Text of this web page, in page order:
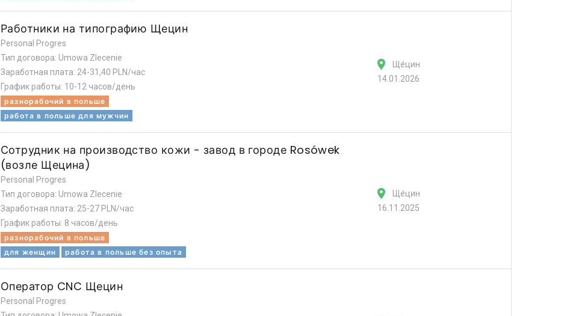
Работники на типографию Щецин
Personal Progres
Тип договора: Umowa Zlecenie
Заработная плата: 24-31,40 PLN/час
График работы: 10-12 часов/день
разнорабочий в польше
работа в польше для мужчин
Ще́цин
14.01.2026
Сотрудник на производство кожи - завод в городе Rosówek
(возле Щецина)
Personal Progres
Тип договора: Umowa Zlecenie
Заработная плата: 25-27 PLN/час
График работы: 8 часов/день
разнорабочий в польше
для женщин
работа в польше без опыта
Ще́цин
16.11.2025
Оператор CNC Щецин
Personal Progres